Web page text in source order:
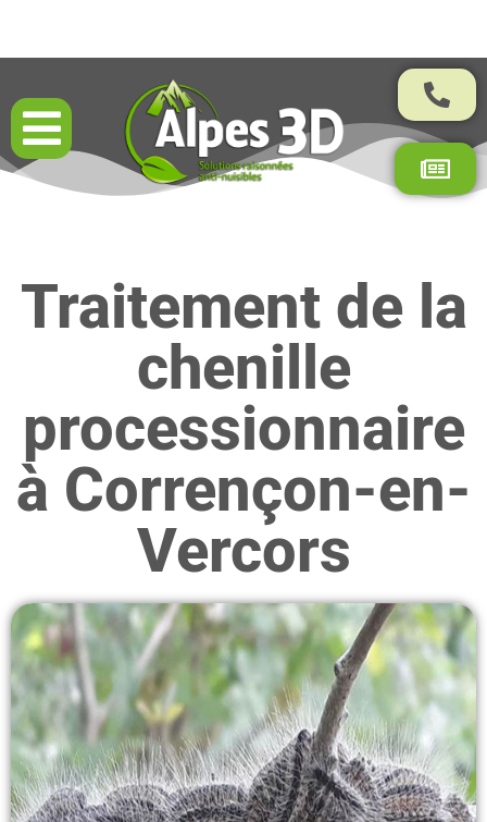
Résultats garantis par contrat
Traitement de la
chenille
processionnaire
à Corrençon-en-
Vercors